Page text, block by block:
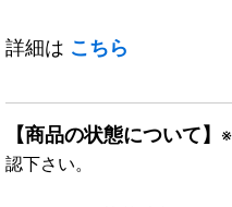
詳細は こちら
【商品の状態について】
認下さい。